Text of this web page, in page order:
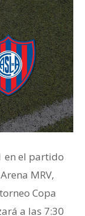
en el partido
MRV,
Copa
a las 7:30